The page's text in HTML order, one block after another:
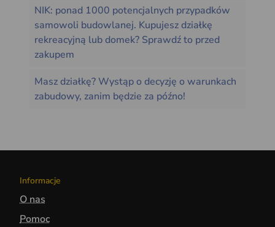
NIK: ponad 1000 potencjalnych przypadków
samowoli budowlanej. Kupujesz działkę
rekreacyjną lub domek? Sprawdź to przed
zakupem
Masz działkę? Wystąp o decyzję o warunkach
zabudowy, zanim będzie za późno!
Informacje
O nas
Pomoc